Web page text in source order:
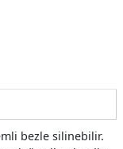
bezle silinebilir.